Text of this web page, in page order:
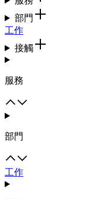
部門
工作
接觸
服務
部門
工作